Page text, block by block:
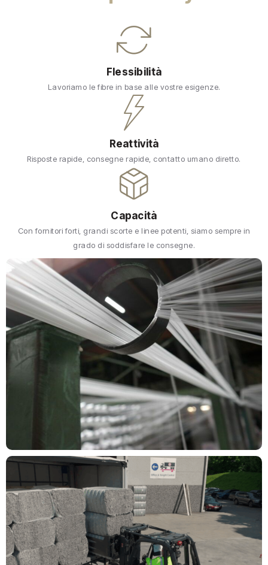
Flessibilità
Lavoriamo le fibre in base alle vostre esigenze.
Reattività
Risposte rapide, consegne rapide, contatto umano diretto.
Capacità
Con fornitori forti, grandi scorte e linee potenti, siamo sempre in
grado di soddisfare le consegne.